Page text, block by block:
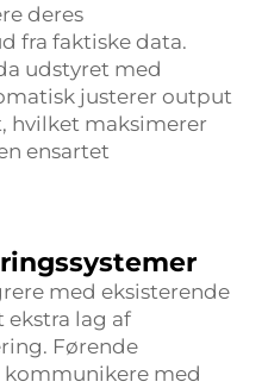
deres
fra faktiske data.
udstyret med
justerer output
hvilket maksimerer
ensartet
med eksisterende
ekstra lag af
Førende
med